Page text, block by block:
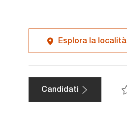
Esplora la località
Candidati